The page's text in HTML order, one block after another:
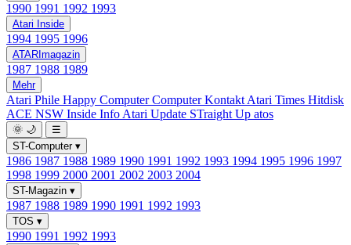
1990 1991 1992 1993
Atari Inside
1994 1995 1996
ATARImagazin
1987 1988 1989
Mehr
Atari Phile Happy ComputerComputer Kontakt Atari Times Hitdisk
ACE NSW Inside Info Atari Update STraight Up atos
🌞 🌙
☰
ST-Computer ▾
1986 1987 1988 1989 1990 1991 1992 1993 1994 1995 1996 1997
1998 1999 2000 2001 2002 2003 2004
ST-Magazin ▾
1987 1988 1989 1990 1991 1992 1993
TOS ▾
1990 1991 1992 1993